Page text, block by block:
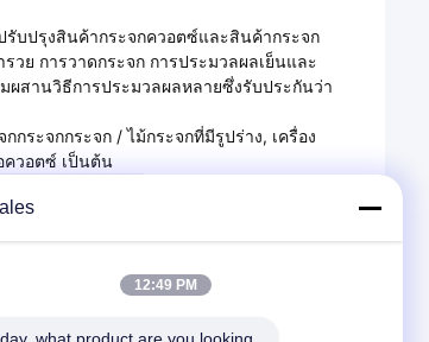
รับปรุงสินค้ากระจกควอตซ์และสินค้ากระจก
ย การวาดกระจก การประมวลผลเย็นและ
ผสานวิธีการประมวลผลหลายซึ่งรับประกันว่า
ระจกกระจก / ไม้กระจกที่มีรูปร่าง, เครื่อง
ควอตซ์ เป็นต้น
12:49 PM